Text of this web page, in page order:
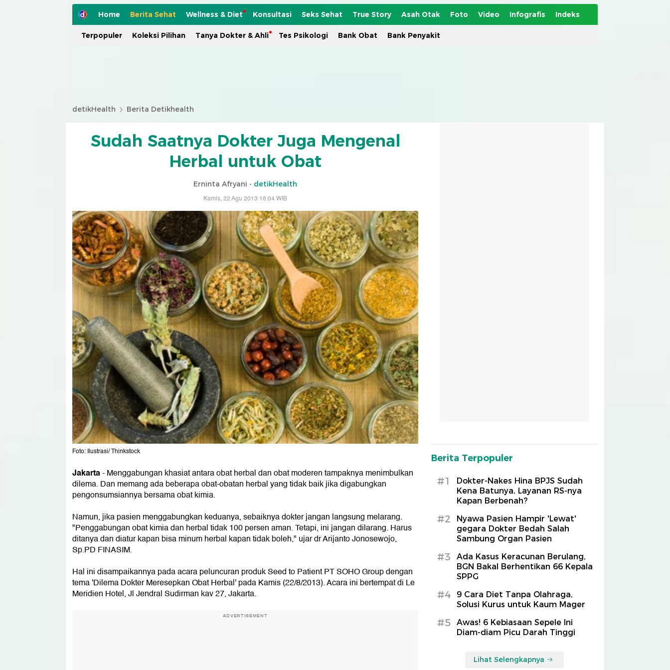
Home Berita Sehat Wellness & Diet Konsultasi Seks Sehat True Story Asah Otak Foto Video Infografis Indeks
Terpopuler Koleksi Pilihan Tanya Dokter & Ahli Tes Psikologi Bank Obat Bank Penyakit
detikHealth Berita Detikhealth
Sudah Saatnya Dokter Juga Mengenal
Herbal untuk Obat
Erninta Afryani - detikHealth
Kamis, 22 Agu 2013 18:04 WIB
Foto: Ilustrasi/ Thinkstock
Jakarta- Menggabungan khasiat antara obat herbal dan obat moderen tampaknya menimbulkan
dilema. Dan memang ada beberapa obat-obatan herbal yang tidak baik jika digabungkan
pengonsumsiannya bersama obat kimia.
Namun, jika pasien menggabungkan keduanya, sebaiknya dokter jangan langsung melarang.
"Penggabungan obat kimia dan herbal tidak 100 persen aman. Tetapi, ini jangan dilarang. Harus
ditanya dan diatur kapan bisa minum herbal kapan tidak boleh," ujar dr Arijanto Jonosewojo,
Sp.PD FINASIM.
Hal ini disampaikannya pada acara peluncuran produk Seed to Patient PT SOHO Group dengan
tema 'Dilema Dokter Meresepkan Obat Herbal' pada Kamis (22/8/2013). Acara ini bertempat di Le
Meridien Hotel, Jl Jendral Sudirman kav 27, Jakarta.
ADVERTISEMENT
Berita Terpopuler
#1
Dokter-Nakes Hina BPJS Sudah
Kena Batunya, Layanan RS-nya
Kapan Berbenah?
#2
Nyawa Pasien Hampir 'Lewat'
gegara Dokter Bedah Salah
Sambung Organ Pasien
#3
Ada Kasus Keracunan Berulang,
BGN Bakal Berhentikan 66 Kepala
SPPG
#4
9 Cara Diet Tanpa Olahraga,
Solusi Kurus untuk Kaum Mager
#5
Awas! 6 Kebiasaan Sepele Ini
Diam-diam Picu Darah Tinggi
Lihat Selengkapnya